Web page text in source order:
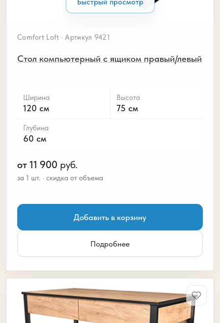
Быстрый просмотр
Comfort Loft · Артикул 9421
Стол компьютерный с ящиком правый/левый
Ширина
120 см
Высота
75 см
Глубина
60 см
от 11 900 руб.
Добавить в корзину
Подробнее